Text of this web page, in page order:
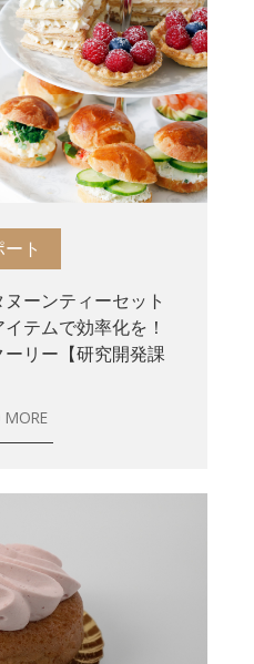
ト
ーンティーセット
テムで効率化を！
リー【研究開発課
MORE